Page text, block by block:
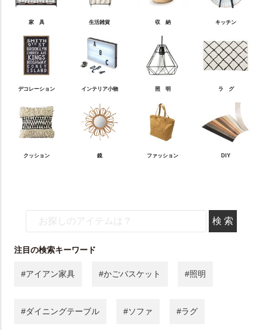
家 具 生活雑貨 収 納 キッチン
デコレーション インテリア小物 照 明 ラ グ
クッション 鏡 ファッション DIY
注目の検索キーワード
#アイアン家具 #かごバスケット #照明
#ダイニングテーブル #ソファ #ラグ